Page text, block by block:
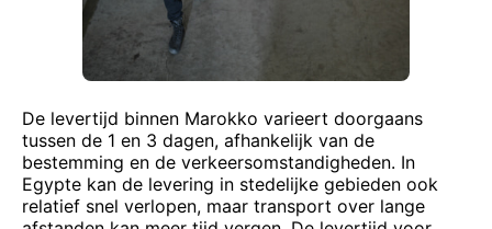
De levertijd binnen Marokko varieert doorgaans
tussen de 1 en 3 dagen, afhankelijk van de
bestemming en de verkeersomstandigheden. In
Egypte kan de levering in stedelijke gebieden ook
relatief snel verlopen, maar transport over lange